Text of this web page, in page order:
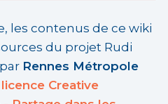
les contenus de ce wiki
du projet Rudi
Rennes Métropole
licence Creative